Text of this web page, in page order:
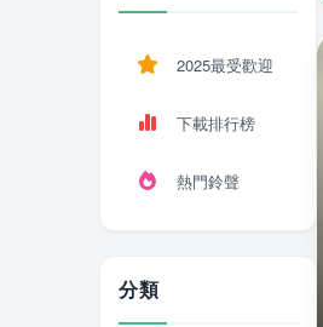
2025最受歡迎
下載排行榜
熱門鈴聲
分類